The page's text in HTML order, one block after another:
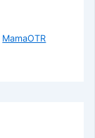
MamaOTR